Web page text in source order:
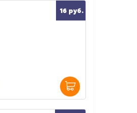
16 руб.